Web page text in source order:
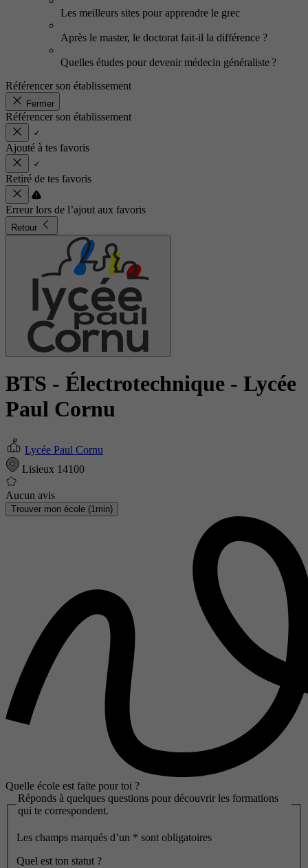
Les meilleurs sites pour apprendre le grec
Après le master, le doctorat fait-il la différence ?
Quelles études pour devenir médecin généraliste ?
Référencer son établissement
Fermer
Référencer son établissement
Ajouté à tes favoris
Retiré de tes favoris
Erreur lors de l’ajout aux favoris
Retour
BTS - Électrotechnique - Lycée
Paul Cornu
Lycée Paul Cornu
Lisieux 14100
Aucun avis
Trouver mon école (1min)
Quelle école est faite pour toi ?
Réponds à quelques questions pour découvrir les formations
qui te correspondent.
Les champs marqués d’un * sont obligatoires
Quel est ton statut ?